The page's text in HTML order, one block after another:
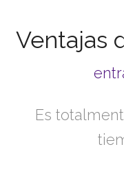
Ventajas
Es